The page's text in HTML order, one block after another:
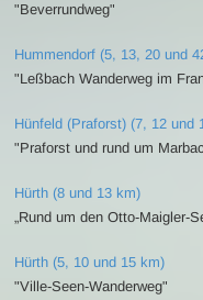
"Beverrundweg"
Hummendorf (5, 13, 20 und
"Leßbach Wanderweg im
Hünfeld (Praforst) (7, 12 und
"Praforst und rund um
Hürth (8 und 13 km)
„Rund um den Otto-Maigler-
Hürth (5, 10 und 15 km)
"Ville-Seen-Wanderweg"